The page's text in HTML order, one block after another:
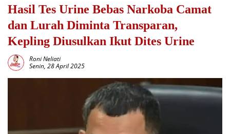
Hasil Tes Urine Bebas Narkoba Camat
dan Lurah Diminta Transparan,
Kepling Diusulkan Ikut Dites Urine
Roni Neliati
Senin, 28 April 2025